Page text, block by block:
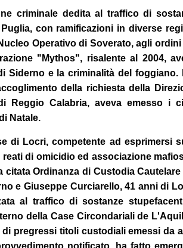
criminale dedita al traffico di
con ramificazioni in diverse
Operativo di Soverato, agli ordini
"Mythos", risalente al 2004,
Siderno e la criminalità del foggiano.
della richiesta della
Reggio Calabria, aveva emesso i
Natale.
di Locri, competente ad esprimersi
di omicidio ed associazione
Ordinanza di Custodia Cautelare
e Giuseppe Curciarello, 41 anni di
al traffico di sostanze
della Case Circondariali de
pregressi titoli custodiali emessi da
notificato, ha fatto